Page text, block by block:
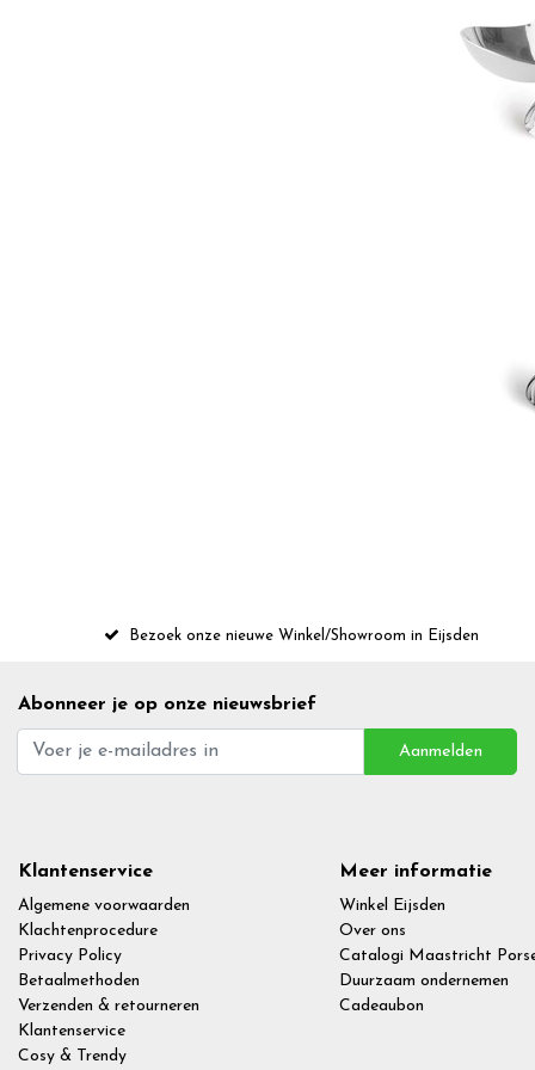
Bezoek onze nieuwe Winkel/Showroom in Eijsden
Abonneer je op onze nieuwsbrief
Aanmelden
Klantenservice
Algemene voorwaarden
Klachtenprocedure
Privacy Policy
Betaalmethoden
Verzenden & retourneren
Klantenservice
Cosy & Trendy
Meer informatie
Winkel Eijsden
Over ons
Catalogi Maastricht
Duurzaam ondernemen
Cadeaubon